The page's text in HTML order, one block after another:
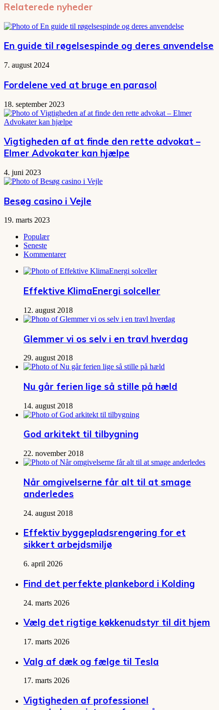
Relaterede nyheder
En guide til røgelsespinde og deres anvendelse
7. august 2024
Fordelene ved at bruge en parasol
18. september 2023
Vigtigheden af at finde den rette advokat –
Elmer Advokater kan hjælpe
4. juni 2023
Besøg casino i Vejle
19. marts 2023
Populær
Seneste
Kommentarer
Effektive KlimaEnergi solceller
12. august 2018
Glemmer vi os selv i en travl hverdag
29. august 2018
Nu går ferien lige så stille på hæld
14. august 2018
God arkitekt til tilbygning
22. november 2018
Når omgivelserne får alt til at smage
anderledes
24. august 2018
Effektiv byggepladsrengøring for et
sikkert arbejdsmiljø
6. april 2026
Find det perfekte plankebord i Kolding
24. marts 2026
Vælg det rigtige køkkenudstyr til dit hjem
17. marts 2026
Valg af dæk og fælge til Tesla
17. marts 2026
Vigtigheden af professionel